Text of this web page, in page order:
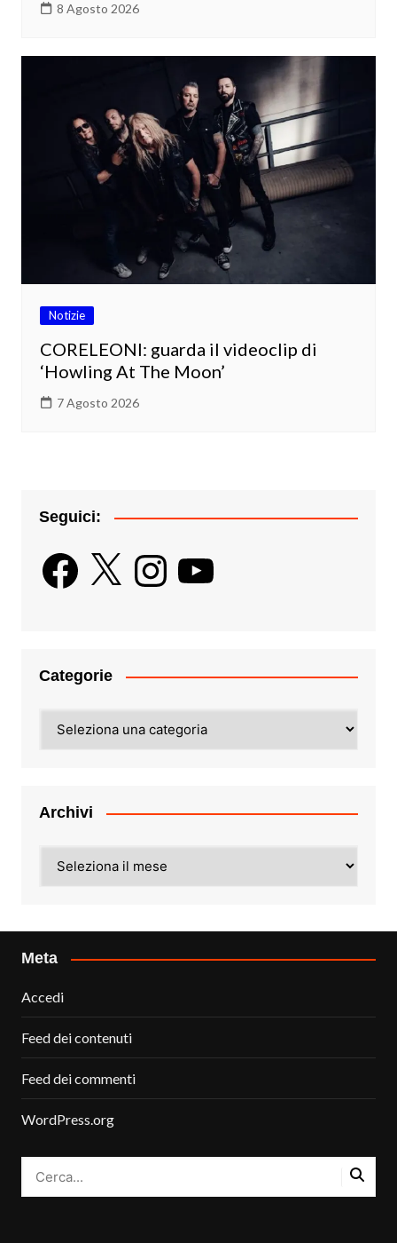
8 Agosto 2026
Notizie
CORELEONI: guarda il videoclip di
‘Howling At The Moon’
7 Agosto 2026
Seguici:
Facebook
X InstagramYouTube
Categorie
Archivi
Meta
Accedi
Feed dei contenuti
Feed dei commenti
WordPress.org